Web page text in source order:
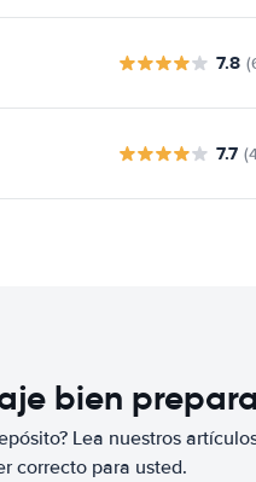
7.8
7.7
bien
Lea nuestros
correcto para usted.